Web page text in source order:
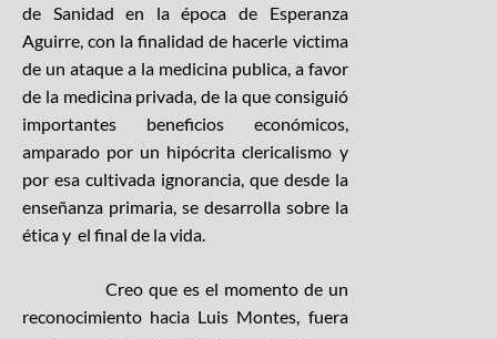
de Sanidad en la época de Esperanza
Aguirre, con la finalidad de hacerle victima
de un ataque a la medicina publica, a favor
de la medicina privada, de la que consiguió
importantes beneficios económicos,
amparado por un hipócrita clericalismo y
por esa cultivada ignorancia, que desde la
enseñanza primaria, se desarrolla sobre la
ética y el final de la vida.
Creo que es el momento de un
reconocimiento hacia Luis Montes, fuera